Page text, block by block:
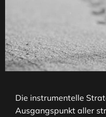
Die instrumentelle
Ausgangspunkt aller